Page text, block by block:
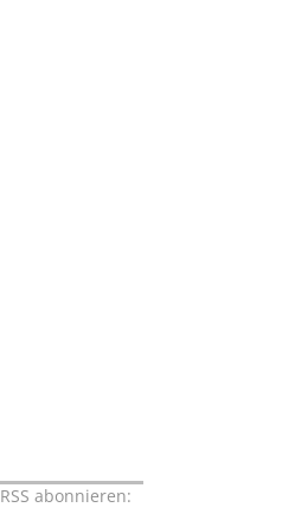
RSS abonnieren: